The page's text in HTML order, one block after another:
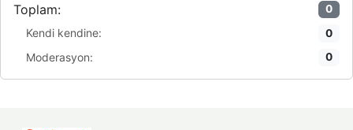
Toplam:
0
Kendi kendine: 0
Moderasyon: 0